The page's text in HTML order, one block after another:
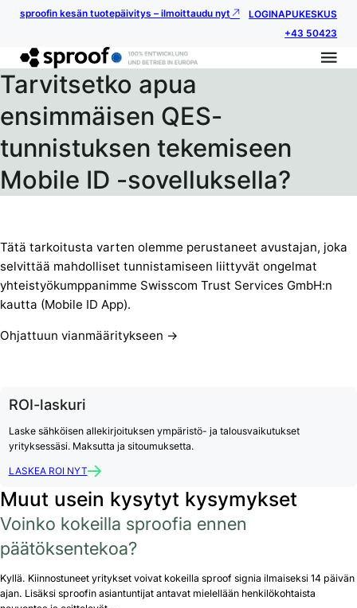
sproofin kesän tuotepäivitys – ilmoittaudu nyt LOGINAPUKESKUS
+43 50423
Tarvitsetko apua
ensimmäisen QES-
tunnistuksen tekemiseen
Mobile ID -sovelluksella?
Tätä tarkoitusta varten olemme perustaneet avustajan, joka
selvittää mahdolliset tunnistamiseen liittyvät ongelmat
yhteistyökumppanimme Swisscom Trust Services GmbH:n
kautta (Mobile ID App).
Ohjattuun vianmääritykseen ->
ROI-laskuri
Laske sähköisen allekirjoituksen ympäristö- ja talousvaikutukset
yrityksessäsi. Maksutta ja sitoumuksetta.
LASKEA ROI NYT
Muut usein kysytyt kysymykset
Voinko kokeilla sproofia ennen
päätöksentekoa?
Kyllä. Kiinnostuneet yritykset voivat kokeilla sproof signia ilmaiseksi 14 päivän
ajan. Lisäksi sproofin asiantuntijat antavat mielellään henkilökohtaista